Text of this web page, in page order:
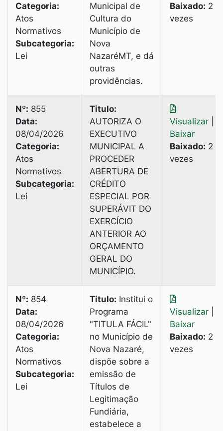
Categoria:
Atos
Normativos
Subcategoria:
Lei
Municipal de
Cultura do
Município de
Nova
NazaréMT, e dá
outras
providências.
Baixado: 2
vezes
Nº: 855
Data:
08/04/2026
Categoria:
Atos
Normativos
Subcategoria:
Lei
Titulo:
AUTORIZA O
EXECUTIVO
MUNICIPAL A
PROCEDER
ABERTURA DE
CRÉDITО
ESPECIAL POR
SUPERÁVIT DO
EXERCÍCIO
ANTERIOR AO
ORÇAMENTO
GERAL DO
MUNICÍPIO.
Visualizar
Baixar
Baixado: 2
vezes
Nº: 854
Data:
08/04/2026
Categoria:
Atos
Normativos
Subcategoria:
Lei
Titulo: Institui o
Programa
"TITULA FÁCIL"
no Município de
Nova Nazaré,
dispõe sobre a
emissão de
Títulos de
Legitimação
Fundiária,
estabelece a
Visualizar
Baixar
Baixado: 2
vezes